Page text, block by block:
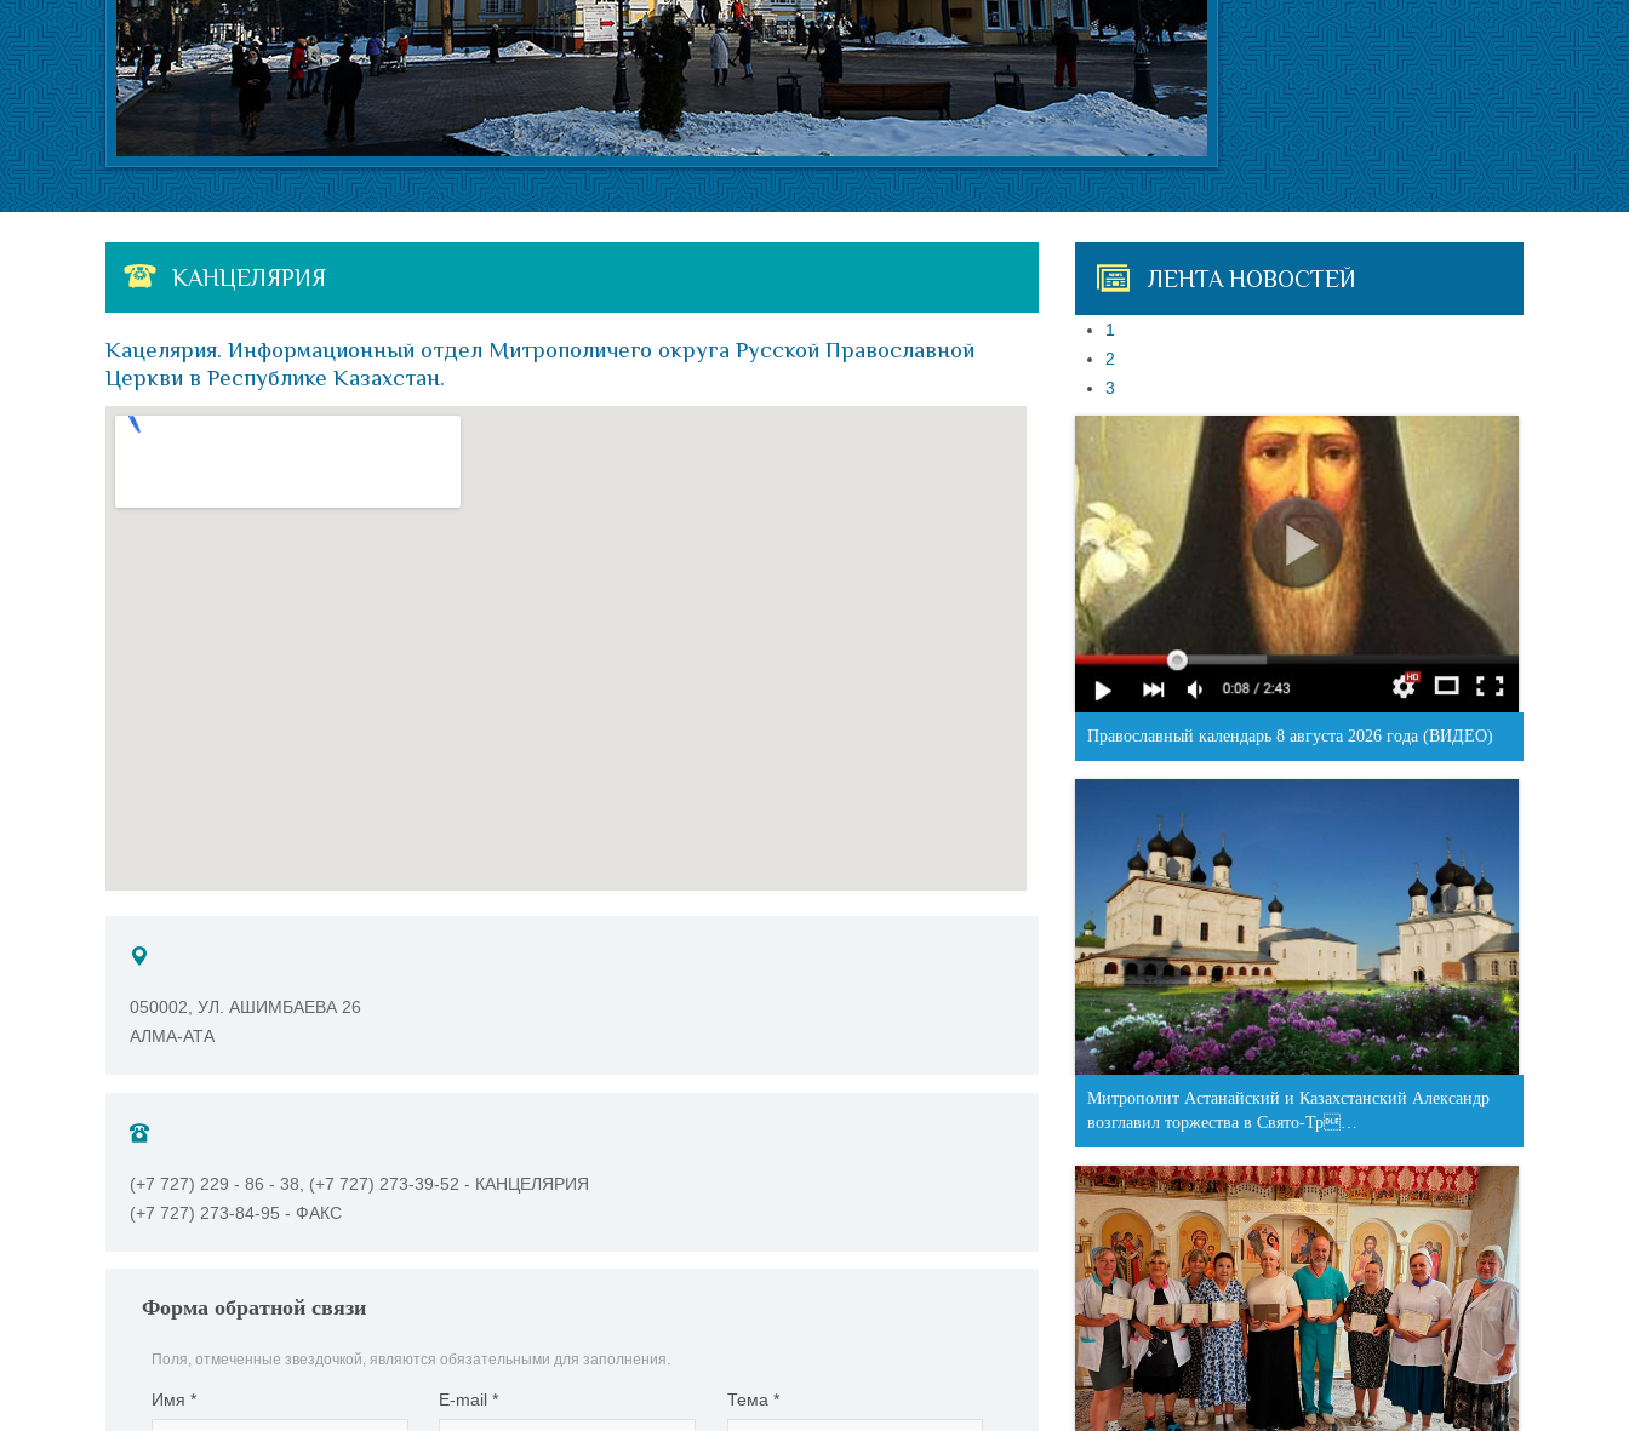
КАНЦЕЛЯРИЯ
Кацелярия. Информационный отдел Митрополичего округа Русской Православной
Церкви в Республике Казахстан.
050002, УЛ. АШИМБАЕВА 26
АЛМА-АТА
(+7 727) 229 - 86 - 38, (+7 727) 273-39-52 - КАНЦЕЛЯРИЯ
(+7 727) 273-84-95 - ФАКС
Форма обратной связи
Поля, отмеченные звездочкой, являются обязательными для заполнения.
Имя * E-mail * Тема*
ЛЕНТА НОВОСТЕЙ
1
2
3
Православный календарь 8 августа 2026 года (ВИДЕО)
Митрополит Астанайский и Казахстанский Александр
возглавил торжества в Свято-Тр…